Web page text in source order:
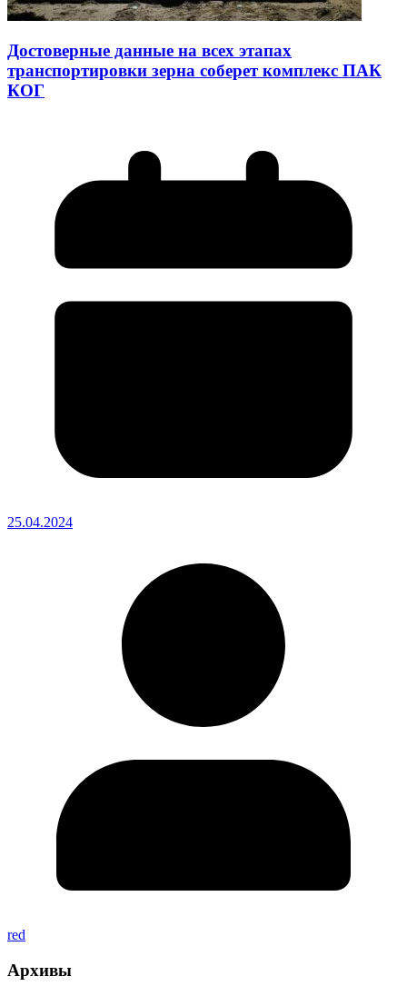
Достоверные данные на всех этапах
транспортировки зерна соберет комплекс ПАК
КОГ
25.04.2024
red
Архивы